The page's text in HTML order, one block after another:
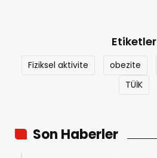
Etiketler
Fiziksel aktivite obezite
TÜİK
Son Haberler